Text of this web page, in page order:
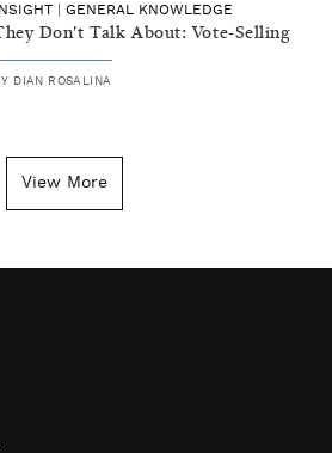
GENERAL KNOWLEDGE
Don't Talk About: Vote-Selling
DIAN ROSALINA
View More